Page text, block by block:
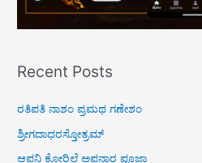
Recent Posts
ರತಿಪತಿ ನಾಶಂ ಪ್ರಮಥ ಗಣೇಶಂ
ಶ್ರೀಗದಾಧರಸ್ತೋತ್ರಮ್
ಆಪನಿ ಕೋರಿಲೆ ಅಪನಾರ ಪೂಜಾ